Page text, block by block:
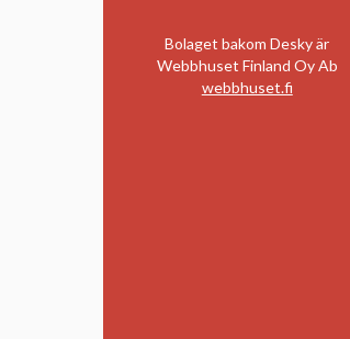
Bolaget bakom Desky är
Webbhuset Finland Oy Ab
webbhuset.fi